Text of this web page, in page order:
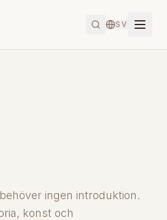
SV
ingen introduktion.
konst och